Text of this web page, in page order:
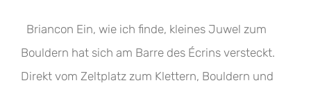
Briancon Ein, wie ich finde, kleines Juwel zum
Bouldern hat sich am Barre des Écrins versteckt.
Direkt vom Zeltplatz zum Klettern, Bouldern und